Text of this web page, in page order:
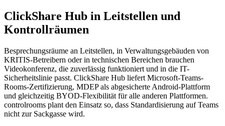
ClickShare Hub in Leitstellen und
Kontrollräumen
Besprechungsräume an Leitstellen, in Verwaltungsgebäuden von
KRITIS-Betreibern oder in technischen Bereichen brauchen
Videokonferenz, die zuverlässig funktioniert und in die IT-
Sicherheitslinie passt. ClickShare Hub liefert Microsoft-Teams-
Rooms-Zertifizierung, MDEP als abgesicherte Android-Plattform
und gleichzeitig BYOD-Flexibilität für alle anderen Plattformen.
controlrooms plant den Einsatz so, dass Standardisierung auf Teams
nicht zur Sackgasse wird.